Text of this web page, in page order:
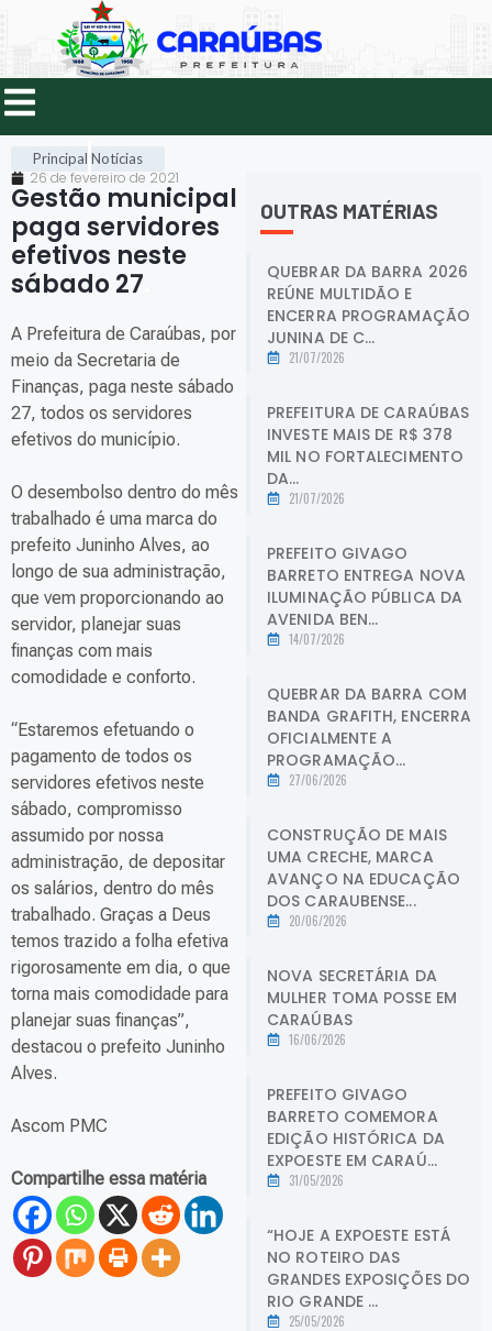
Principal Notícias
26 de fevereiro de 2021
Gestão municipal
paga servidores
efetivos neste
sábado 27
A Prefeitura de Caraúbas, por
meio da Secretaria de
Finanças, paga neste sábado
27, todos os servidores
efetivos do município.
O desembolso dentro do mês
trabalhado é uma marca do
prefeito Juninho Alves, ao
longo de sua administração,
que vem proporcionando ao
servidor, planejar suas
finanças com mais
comodidade e conforto.
“Estaremos efetuando o
pagamento de todos os
servidores efetivos neste
sábado, compromisso
assumido por nossa
administração, de depositar
os salários, dentro do mês
trabalhado. Graças a Deus
temos trazido a folha efetiva
rigorosamente em dia, o que
torna mais comodidade para
planejar suas finanças”,
destacou o prefeito Juninho
Alves.
Ascom PMC
Compartilhe essa matéria
OUTRAS MATÉRIAS
QUEBRAR DA BARRA 2026
REÚNE MULTIDÃO E
ENCERRA PROGRAMAÇÃO
JUNINA DE C...
21/07/2026
PREFEITURA DE CARAÚBAS
INVESTE MAIS DE R$ 378
MIL NO FORTALECIMENTO
DA...
21/07/2026
PREFEITO GIVAGO
BARRETO ENTREGA NOVA
ILUMINAÇÃO PÚBLICA DA
AVENIDA BEN...
14/07/2026
QUEBRAR DA BARRA COM
BANDA GRAFITH, ENCERRA
OFICIALMENTE A
PROGRAMAÇÃO...
27/06/2026
CONSTRUÇÃO DE MAIS
UMA CRECHE, MARCA
AVANÇO NA EDUCAÇÃO
DOS CARAUBENSE...
20/06/2026
NOVA SECRETÁRIA DA
MULHER TOMA POSSE EM
CARAÚBAS
16/06/2026
PREFEITO GIVAGO
BARRETO COMEMORA
EDIÇÃO HISTÓRICA DA
EXPOESTE EM CARAÚ...
31/05/2026
“HOJE A EXPOESTE ESTÁ
NO ROTEIRO DAS
GRANDES EXPOSIÇÕES DO
RIO GRANDE ...
25/05/2026